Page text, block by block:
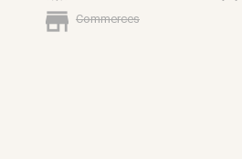
Commerces